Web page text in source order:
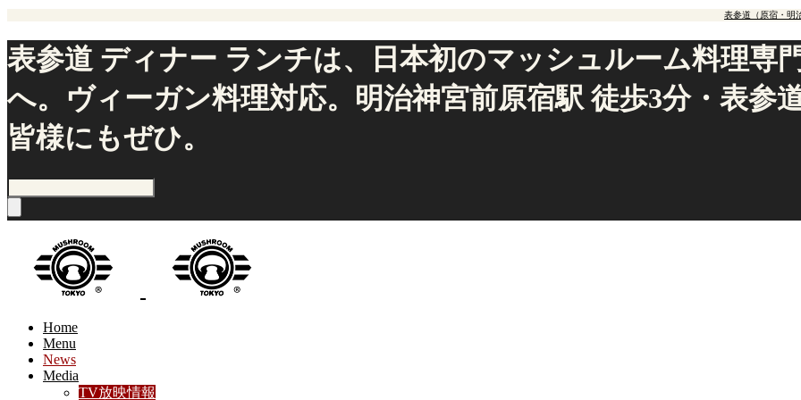
表参道（原宿・明
表参道 ディナー ランチは、日本初のマッシュルーム料理専
へ。ヴィーガン料理対応。明治神宮前原宿駅 徒歩3分・表参
皆様にもぜひ。
Home
Menu
News
Media
TV放映情報